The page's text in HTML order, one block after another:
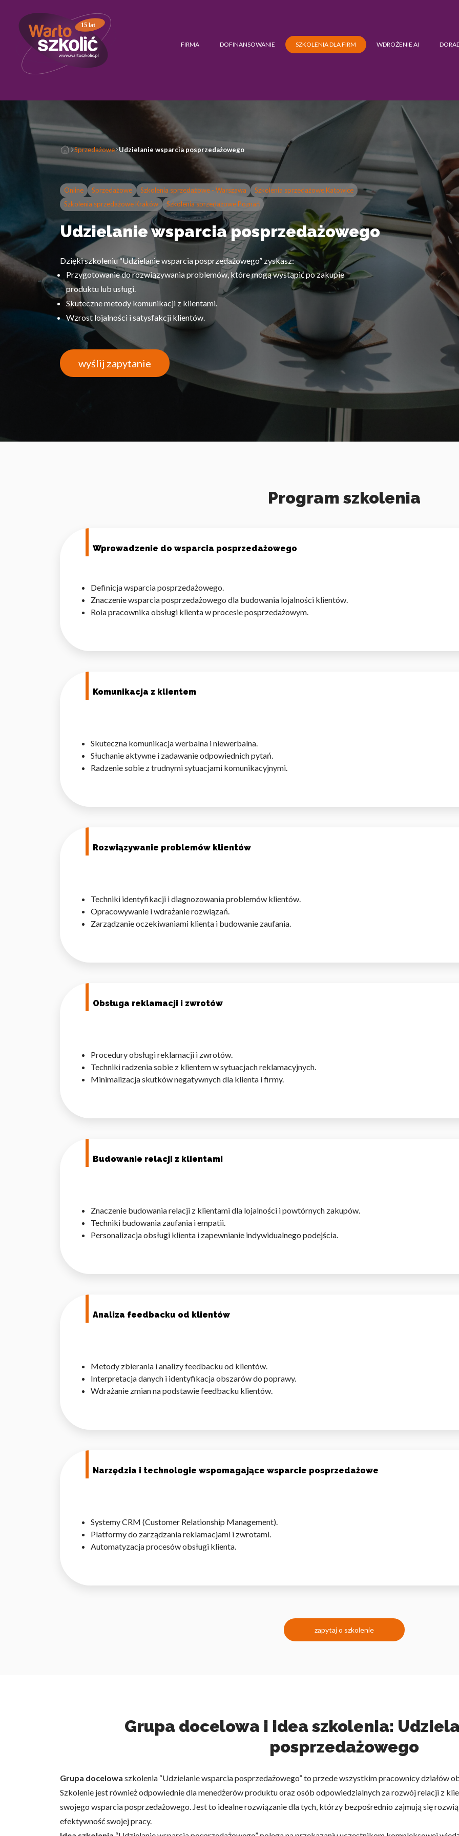
15 lat
FIRMA DOFINANSOWANIE SZKOLENIA DLA FIRM WDROŻENIE AI
Sprzedażowe Udzielanie wsparcia posprzedażowego
Online Sprzedażowe Szkolenia sprzedażowe - Warszawa
Szkolenia sprzedażowe Katowice
Szkolenia sprzedażowe Kraków
Szkolenia sprzedażowe Poznań
Udzielanie wsparcia posprzedażowego
Dzięki szkoleniu “Udzielanie wsparcia posprzedażowego” zyskasz:
Przygotowanie do rozwiązywania problemów, które mogą wystąpić po zakupie
produktu lub usługi.
Skuteczne metody komunikacji z klientami.
Wzrost lojalności i satysfakcji klientów.
wyślij zapytanie
Program szkolenia
Wprowadzenie do wsparcia posprzedażowego
Definicja wsparcia posprzedażowego.
Znaczenie wsparcia posprzedażowego dla budowania lojalności klientów.
Rola pracownika obsługi klienta w procesie posprzedażowym.
Komunikacja z klientem
Skuteczna komunikacja werbalna i niewerbalna.
Słuchanie aktywne i zadawanie odpowiednich pytań.
Radzenie sobie z trudnymi sytuacjami komunikacyjnymi.
Rozwiązywanie problemów klientów
Techniki identyfikacji i diagnozowania problemów klientów.
Opracowywanie i wdrażanie rozwiązań.
Zarządzanie oczekiwaniami klienta i budowanie zaufania.
Obsługa reklamacji i zwrotów
Procedury obsługi reklamacji i zwrotów.
Techniki radzenia sobie z klientem w sytuacjach reklamacyjnych.
Minimalizacja skutków negatywnych dla klienta i firmy.
Budowanie relacji z klientami
Znaczenie budowania relacji z klientami dla lojalności i powtórnych zakupów.
Techniki budowania zaufania i empatii.
Personalizacja obsługi klienta i zapewnianie indywidualnego podejścia.
Analiza feedbacku od klientów
Metody zbierania i analizy feedbacku od klientów.
Interpretacja danych i identyfikacja obszarów do poprawy.
Wdrażanie zmian na podstawie feedbacku klientów.
Narzędzia i technologie wspomagające wsparcie posprzedażowe
Systemy CRM (Customer Relationship Management).
Platformy do zarządzania reklamacjami i zwrotami.
Automatyzacja procesów obsługi klienta.
zapytaj o szkolenie
Grupa docelowa i idea szkolenia:
posprzedażowego
Grupa docelowa szkolenia “Udzielanie wsparcia posprzedażowego” to przede wszystkim pracownicy działów
Szkolenie jest również odpowiednie dla menedżerów produktu oraz osób odpowiedzialnych za rozwój relacji z
swojego wsparcia posprzedażowego. Jest to idealne rozwiązanie dla tych, którzy bezpośrednio zajmują się
efektywność swojej pracy.
analitycznym. Partnerzy mogą połączyć te informacje z innymi danymi otrzymanymi od Ciebie lub
Niezbędne pliki cookie mają kluczowe znaczenie dla podstawowych funkcji witryny i witryna nie będzie
sposób bez nich. Te pliki cookie nie przechowują żadnych danych umożliwiających identyfikację osoby.
Pliki cookie dotyczące preferencji umożliwiają stronie zapamiętanie informacji, które zmieniają
Statystyka
Marketing
Marketingowe pliki cookie stosowane są w celu śledzenia użytkowników na stronach internetowych.